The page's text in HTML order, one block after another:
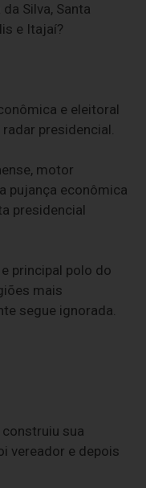
Silva, Santa
e Itajaí?
e eleitoral
presidencial.
motor
pujança econômica
presidencial
principal polo do
mais
segue ignorada.
sua
vereador e depois